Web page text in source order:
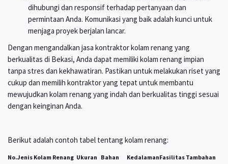
dihubungi dan responsif terhadap pertanyaan dan
permintaan Anda. Komunikasi yang baik adalah kunci untuk
menjaga proyek berjalan lancar.
Dengan mengandalkan jasa kontraktor kolam renang yang
berkualitas di Bekasi, Anda dapat memiliki kolam renang impian
tanpa stres dan kekhawatiran. Pastikan untuk melakukan riset yang
cukup dan memilih kontraktor yang tepat untuk membantu
mewujudkan kolam renang yang indah dan berkualitas tinggi sesuai
dengan keinginan Anda.
Berikut adalah contoh tabel tentang kolam renang:
No.Jenis Kolam Renang Ukuran Bahan KedalamanFasilitas Tambahan